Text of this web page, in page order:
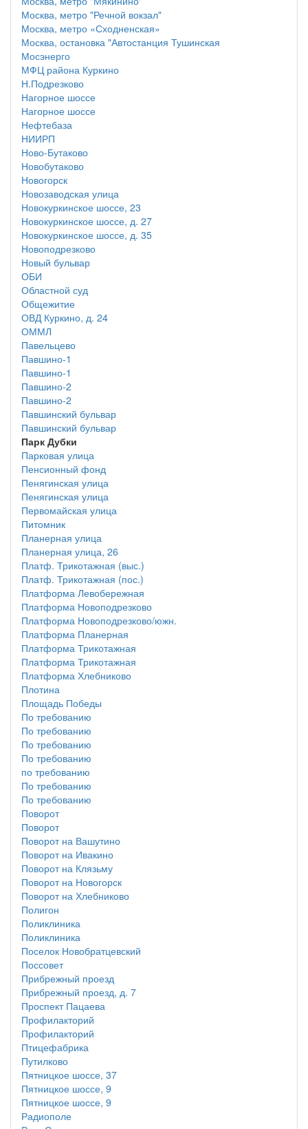
Москва, метро "Речной вокзал"
Москва, метро «Сходненская»
Москва, остановка "Автостанция Тушинская
Мосэнерго
МФЦ района Куркино
Н.Подрезково
Нагорное шоссе
Нагорное шоссе
Нефтебаза
НИИРП
Ново-Бутаково
Новобутаково
Новогорск
Новозаводская улица
Новокуркинское шоссе, 23
Новокуркинское шоссе, д. 27
Новокуркинское шоссе, д. 35
Новоподрезково
Новый бульвар
ОБИ
Областной суд
Общежитие
ОВД Куркино, д. 24
ОММЛ
Павельцево
Павшино-1
Павшино-1
Павшино-2
Павшино-2
Павшинский бульвар
Павшинский бульвар
Парк Дубки
Парковая улица
Пенсионный фонд
Пенягинская улица
Пенягинская улица
Первомайская улица
Питомник
Планерная улица
Планерная улица, 26
Платф. Трикотажная (выс.)
Платф. Трикотажная (пос.)
Платформа Левобережная
Платформа Новоподрезково
Платформа Новоподрезково/южн.
Платформа Планерная
Платформа Трикотажная
Платформа Трикотажная
Платформа Хлебниково
Плотина
Площадь Победы
По требованию
По требованию
По требованию
По требованию
по требованию
По требованию
По требованию
Поворот
Поворот
Поворот на Вашутино
Поворот на Ивакино
Поворот на Клязьму
Поворот на Новогорск
Поворот на Хлебниково
Полигон
Поликлиника
Поликлиника
Поселок Новобратцевский
Поссовет
Прибрежный проезд
Прибрежный проезд, д. 7
Проспект Пацаева
Профилакторий
Профилакторий
Птицефабрика
Путилково
Пятницкое шоссе, 37
Пятницкое шоссе, 9
Пятницкое шоссе, 9
Радиополе